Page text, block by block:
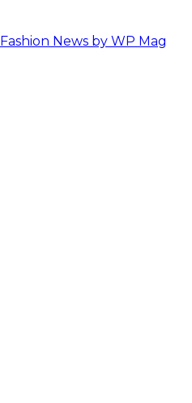
Fashion News by WP Mag